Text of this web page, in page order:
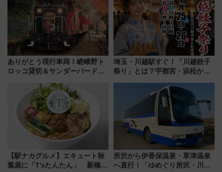
浜観光レポ 第2弾
ありがとう現行車両！嵯峨野ト
ロッコ貸切＆サンダーバードレ
斉藤雪乃＆福原トシヒロと行
く！9月13日「京都の鉄道満喫
ツアー」開催
埼玉・川越駅すぐ！「川越餃子
祭り」とは？宇都宮・浜松から
を食べ比べ【7月25日・26日開
【駅ナカグルメ】エキュート秋
葉原に「T’sたんたん」 新橋に
所沢から伊香保温泉・草津温泉
へ直行！「ゆめぐり所沢・川越